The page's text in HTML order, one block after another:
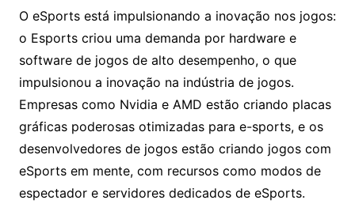
O eSports está impulsionando a inovação nos jogos:
o Esports criou uma demanda por hardware e
software de jogos de alto desempenho, o que
impulsionou a inovação na indústria de jogos.
Empresas como Nvidia e AMD estão criando placas
gráficas poderosas otimizadas para e-sports, e os
desenvolvedores de jogos estão criando jogos com
eSports em mente, com recursos como modos de
espectador e servidores dedicados de eSports.